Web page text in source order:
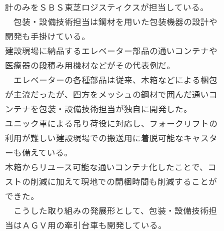
計のみをＳＢＳ東芝ロジスティクスが担当している。
包装・設備技術担当は鋼材を用いた包装機器の設計や
開発も手掛けている。
建設現場に納品するエレベーター部品の通いコンテナや
医療器の段積み用機材などがその代表例だ。
エレベーターの各種部品は従来、木箱などによる梱包
が主流だったが、四方をメッシュの鋼材で囲んだ通いコ
ンテナを包装・設備技術担当が独自に開発した。
ユニック車による吊り荷役に対応し、フォークリフトの
利用が難しい建設現場での搬送用に着脱可能なキャスタ
ーも備えている。
木箱からリユース可能な通いコンテナ化したことで、コ
ストの削減に加えて現地での開梱時間も削減することが
できた。
こうした取り組みの発展形として、包装・設備技術担
当はＡＧＶ用の牽引台車も開発している。